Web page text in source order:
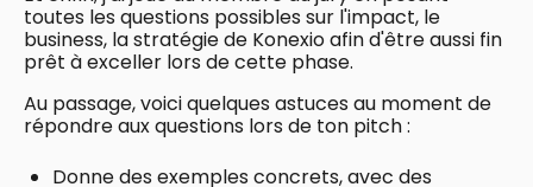
toutes les questions possibles sur l'impact, le
business, la stratégie de Konexio afin d'être aussi fin
prêt à exceller lors de cette phase.
Au passage, voici quelques astuces au moment de
répondre aux questions lors de ton pitch :
Donne des exemples concrets, avec des